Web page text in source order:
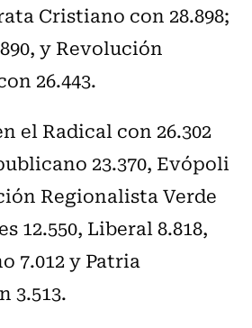
Cristiano con 28.898;
y Revolución
26.443.
el Radical con 26.302
23.370, Evópoli
Regionalista Verde
12.550, Liberal 8.818,
7.012 y Patria
3.513.